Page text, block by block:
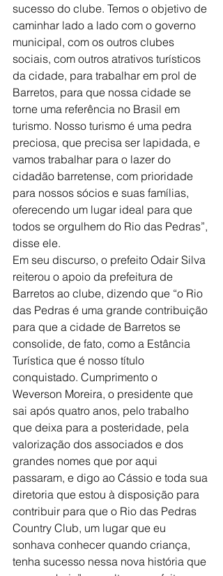
sucesso do clube. Temos o objetivo de
caminhar lado a lado com o governo
municipal, com os outros clubes
sociais, com outros atrativos turísticos
da cidade, para trabalhar em prol de
Barretos, para que nossa cidade se
torne uma referência no Brasil em
turismo. Nosso turismo é uma pedra
preciosa, que precisa ser lapidada, e
vamos trabalhar para o lazer do
cidadão barretense, com prioridade
para nossos sócios e suas famílias,
oferecendo um lugar ideal para que
todos se orgulhem do Rio das Pedras”,
disse ele.
Em seu discurso, o prefeito Odair Silva
reiterou o apoio da prefeitura de
Barretos ao clube, dizendo que “o Rio
das Pedras é uma grande contribuição
para que a cidade de Barretos se
consolide, de fato, como a Estância
Turística que é nosso título
conquistado. Cumprimento o
Weverson Moreira, o presidente que
sai após quatro anos, pelo trabalho
que deixa para a posteridade, pela
valorização dos associados e dos
grandes nomes que por aqui
passaram, e digo ao Cássio e toda sua
diretoria que estou à disposição para
contribuir para que o Rio das Pedras
Country Club, um lugar que eu
sonhava conhecer quando criança,
tenha sucesso nessa nova história que